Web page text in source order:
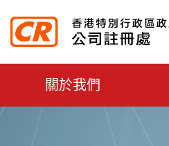
關於我們